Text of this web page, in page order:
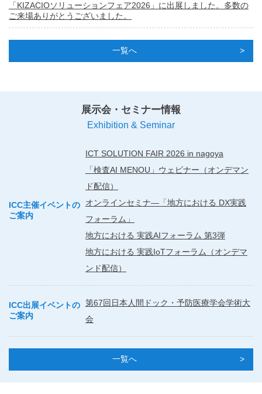
「KIZACIOソリューションフェア2026」に出展しました。多数の
ご来場ありがとうございました。
一覧へ
展示会・セミナー情報
Exhibition & Seminar
ICC主催イベントの
ご案内
ICT SOLUTION FAIR 2026 in nagoya
「検査AI MENOU」ウェビナー（オンデマン
ド配信）
オンラインセミナ―「地方における DX実践
フォーラム」
地方における 実践AIフォーラム 第3弾
地方における 実践IoTフォーラム（オンデマ
ンド配信）
ICC出展イベントの
ご案内
第67回日本人間ドック・予防医療学会学術大
会
一覧へ